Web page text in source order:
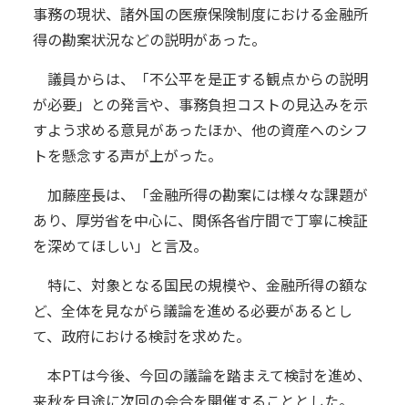
事務の現状、諸外国の医療保険制度における金融所
得の勘案状況などの説明があった。
議員からは、「不公平を是正する観点からの説明
が必要」との発言や、事務負担コストの見込みを示
すよう求める意見があったほか、他の資産へのシフ
トを懸念する声が上がった。
加藤座長は、「金融所得の勘案には様々な課題が
あり、厚労省を中心に、関係各省庁間で丁寧に検証
を深めてほしい」と言及。
特に、対象となる国民の規模や、金融所得の額な
ど、全体を見ながら議論を進める必要があるとし
て、政府における検討を求めた。
本PTは今後、今回の議論を踏まえて検討を進め、
来秋を目途に次回の会合を開催することとした。